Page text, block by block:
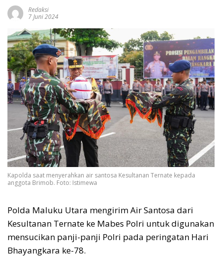
Redaksi
7 Juni 2024
Kapolda saat menyerahkan air santosa Kesultanan Ternate kepada
anggota Brimob. Foto: Istimewa
Polda Maluku Utara mengirim Air Santosa dari
Kesultanan Ternate ke Mabes Polri untuk digunakan
mensucikan panji-panji Polri pada peringatan Hari
Bhayangkara ke-78.